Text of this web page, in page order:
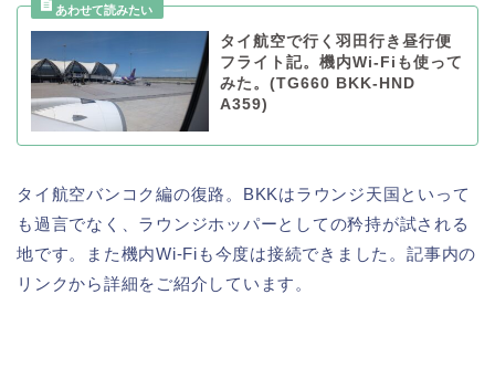
タイ航空で行く羽田行き昼行便
フライト記。機内Wi-Fiも使って
みた。(TG660 BKK-HND
A359)
タイ航空バンコク編の復路。BKKはラウンジ天国といって
も過言でなく、ラウンジホッパーとしての矜持が試される
地です。また機内Wi-Fiも今度は接続できました。記事内の
リンクから詳細をご紹介しています。